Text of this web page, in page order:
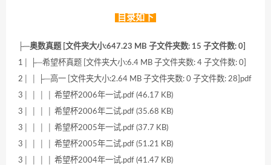
目录如下
├─奥数真题 [文件夹大小:647.23 MB 子文件夹数: 15 子文件数: 0]
1│ ├─希望杯真题 [文件夹大小:6.4 MB 子文件夹数: 4 子文件数: 0]
2│ │ ├─高一 [文件夹大小:2.64 MB 子文件夹数: 0 子文件数: 28]pdf
3│ │ │ │ 希望杯2006年一试.pdf (46.17 KB)
3│ │ │ │ 希望杯2006年二试.pdf (35.68 KB)
3│ │ │ │ 希望杯2005年一试.pdf (37.7 KB)
3│ │ │ │ 希望杯2005年二试.pdf (51.21 KB)
3│ │ │ │ 希望杯2004年一试.pdf (41.47 KB)